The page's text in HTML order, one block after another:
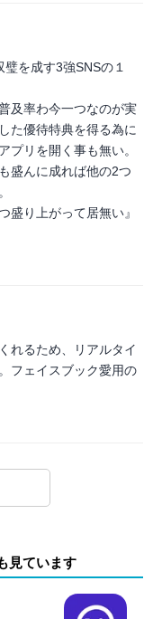
璧を成す3強SNSの１
及率わ今一つなのが実
た優待特典を得る為に
プリを開く事も無い。
盛んに成れば他の2つ
盛り上がって居無い』
れるため、リアルタイ
フェイスブック愛用の
見ています